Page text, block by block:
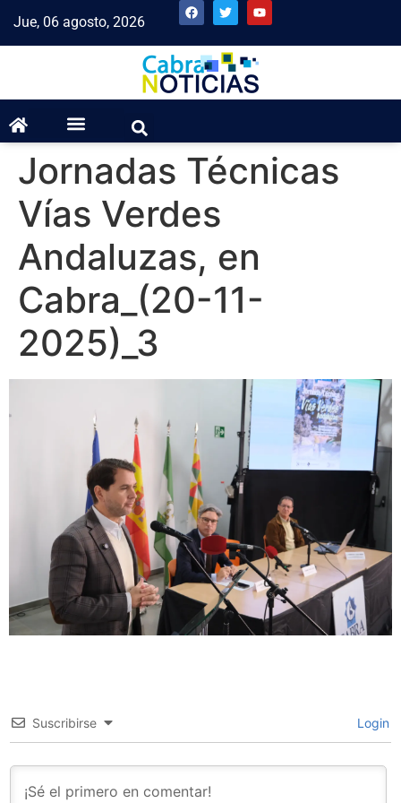
Jue, 06 agosto, 2026
Jornadas Técnicas
Vías Verdes
Andaluzas, en
Cabra_(20-11-
2025)_3
Suscribirse Login